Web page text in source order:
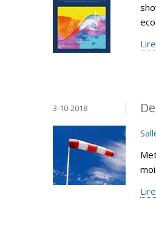
3-10-2018